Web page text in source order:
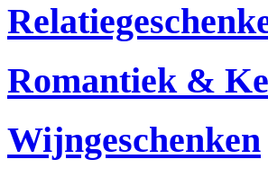
Romantiek &
Wijngeschenken